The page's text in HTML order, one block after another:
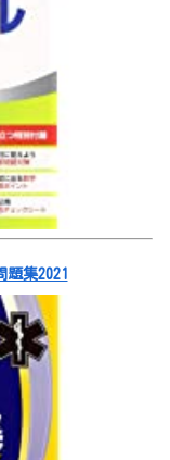
集2021